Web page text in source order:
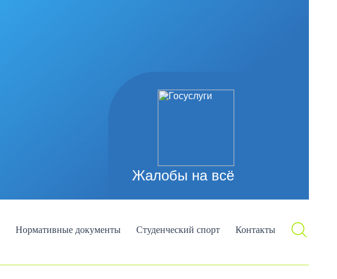
Жалобы на всё
Нормативные документы Студенческий спорт Контакты